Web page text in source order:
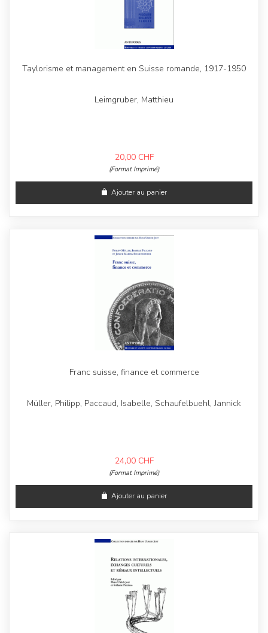
Taylorisme et management en Suisse romande, 1917-1950
Leimgruber, Matthieu
20,00 CHF
(Format Imprimé)
Ajouter au panier
Franc suisse, finance et commerce
Müller, Philipp, Paccaud, Isabelle, Schaufelbuehl, Jannick
24,00 CHF
(Format Imprimé)
Ajouter au panier